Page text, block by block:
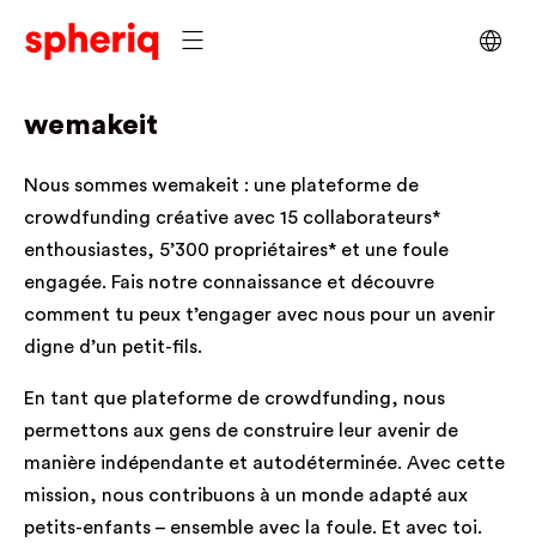
wemakeit
Nous sommes wemakeit : une plateforme de
crowdfunding créative avec 15 collaborateurs*
enthousiastes, 5’300 propriétaires* et une foule
engagée. Fais notre connaissance et découvre
comment tu peux t’engager avec nous pour un avenir
digne d’un petit-fils.
En tant que plateforme de crowdfunding, nous
permettons aux gens de construire leur avenir de
manière indépendante et autodéterminée. Avec cette
mission, nous contribuons à un monde adapté aux
petits-enfants – ensemble avec la foule. Et avec toi.